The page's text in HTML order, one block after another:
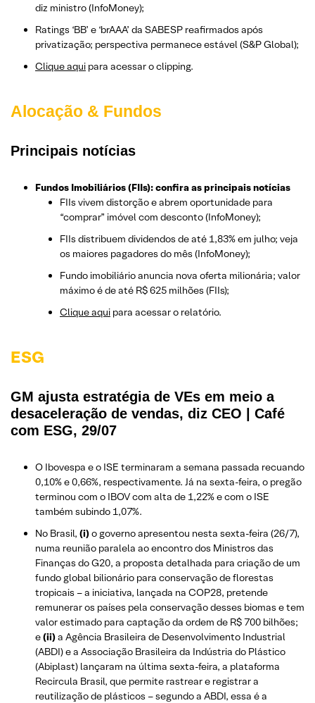
diz ministro (InfoMoney);
Ratings ‘BB’ e ‘brAAA’ da SABESP reafirmados após
privatização; perspectiva permanece estável (S&P Global);
Clique aqui para acessar o clipping.
Alocação & Fundos
Principais notícias
Fundos Imobiliários (FIIs): confira as principais notícias
FIIs vivem distorção e abrem oportunidade para
“comprar” imóvel com desconto (InfoMoney);
FIIs distribuem dividendos de até 1,83% em julho; veja
os maiores pagadores do mês (InfoMoney);
Fundo imobiliário anuncia nova oferta milionária; valor
máximo é de até R$ 625 milhões (FIIs);
Clique aqui para acessar o relatório.
ESG
GM ajusta estratégia de VEs em meio a
desaceleração de vendas, diz CEO | Café
com ESG, 29/07
O Ibovespa e o ISE terminaram a semana passada recuando
0,10% e 0,66%, respectivamente. Já na sexta-feira, o pregão
terminou com o IBOV com alta de 1,22% e com o ISE
também subindo 1,07%.
No Brasil, (i)o governo apresentou nesta sexta-feira (26/7),
numa reunião paralela ao encontro dos Ministros das
Finanças do G20, a proposta detalhada para criação de um
fundo global bilionário para conservação de florestas
tropicais – a iniciativa, lançada na COP28, pretende
remunerar os países pela conservação desses biomas e tem
valor estimado para captação da ordem de R$ 700 bilhões;
e(ii)a Agência Brasileira de Desenvolvimento Industrial
(ABDI) e a Associação Brasileira da Indústria do Plástico
(Abiplast) lançaram na última sexta-feira, a plataforma
Recircula Brasil, que permite rastrear e registrar a
reutilização de plásticos – segundo a ABDI, essa é a